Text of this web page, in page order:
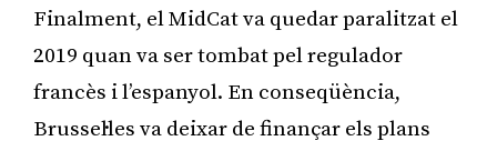
Finalment, el MidCat va quedar paralitzat el
2019 quan va ser tombat pel regulador
francès i l’espanyol. En conseqüència,
Brussel·les va deixar de finançar els plans